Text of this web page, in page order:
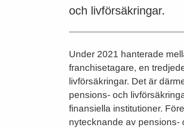
och livförsäkringar.
Under 2021 hanterade
franchisetagare, en
livförsäkringar. Det är
pensions- och
finansiella institutioner.
nytecknande av pensions-